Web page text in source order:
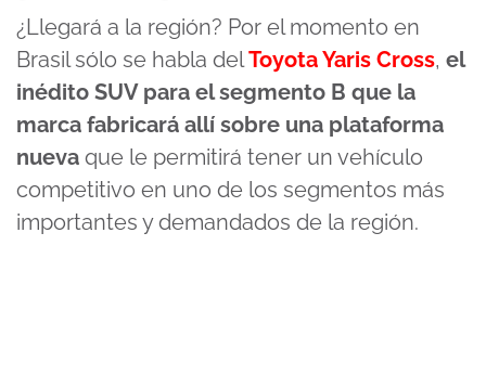
¿Llegará a la región? Por el momento en
Brasil sólo se habla delToyota Yaris Cross, el
inédito SUV para el segmento B que la
marca fabricará allí sobre una plataforma
nueva que le permitirá tener un vehículo
competitivo en uno de los segmentos más
importantes y demandados de la región.